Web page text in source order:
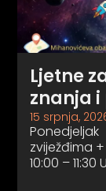
Ljetne
znanja
15 srpnja,
Ponedjeljak
zviježđima
10:00 –